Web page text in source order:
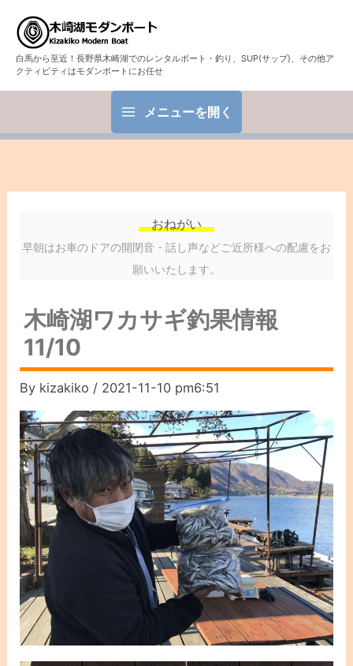
白馬から至近！長野県木崎湖でのレンタルボート・釣り、SUP(サップ)、その他ア
クティビティはモダンボートにお任せ
メニューを開く
おねがい
早朝はお車のドアの開閉音・話し声などご近所様への配慮をお
願いいたします。
木崎湖ワカサギ釣果情報
11/10
By kizakiko / 2021-11-10 pm6:51